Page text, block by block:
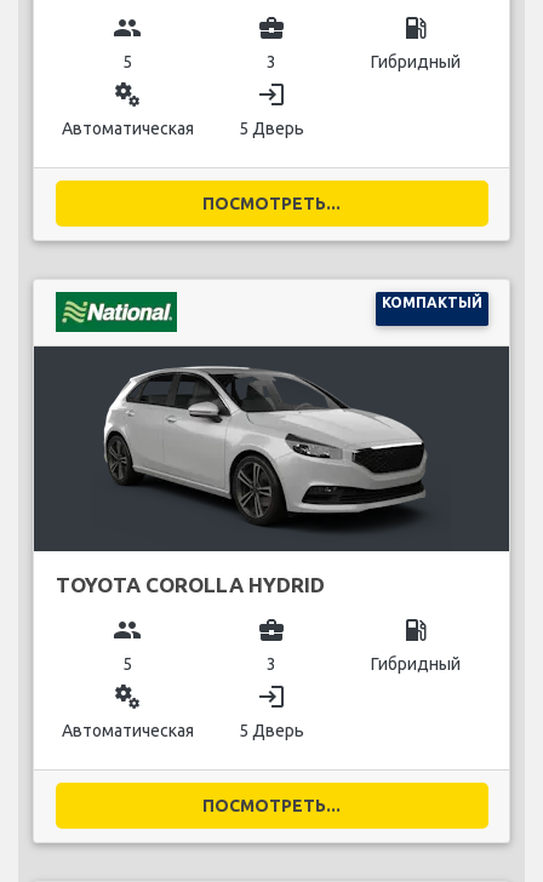
group
5
business_center
3
local_gas_station
Гибридный
miscellaneous_services
Автоматическая
login
5 Дверь
ПОСМОТРЕТЬ...
КОМПАКТЫЙ
TOYOTA COROLLA HYDRID
group
5
business_center
3
local_gas_station
Гибридный
miscellaneous_services
Автоматическая
login
5 Дверь
ПОСМОТРЕТЬ...